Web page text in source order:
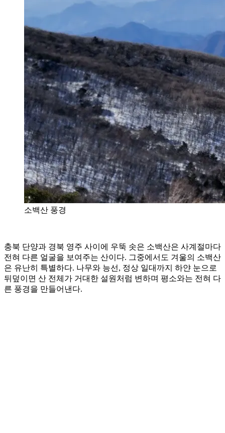
소백산 풍경
충북 단양과 경북 영주 사이에 우뚝 솟은 소백산은 사계절마다
전혀 다른 얼굴을 보여주는 산이다. 그중에서도 겨울의 소백산
은 유난히 특별하다. 나무와 능선, 정상 일대까지 하얀 눈으로
뒤덮이면 산 전체가 거대한 설원처럼 변하며 평소와는 전혀 다
른 풍경을 만들어낸다.